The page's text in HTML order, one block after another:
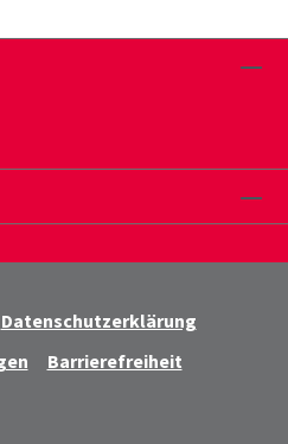
Datenschutzerklärung
Barrierefreiheit